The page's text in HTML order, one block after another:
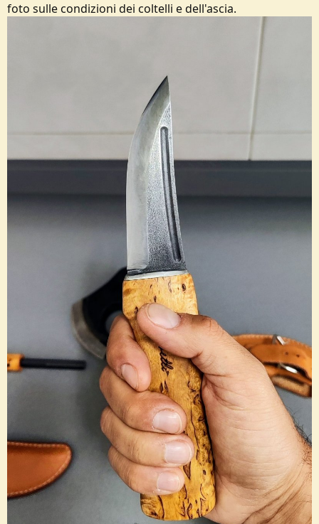
foto sulle condizioni dei coltelli e dell'ascia.